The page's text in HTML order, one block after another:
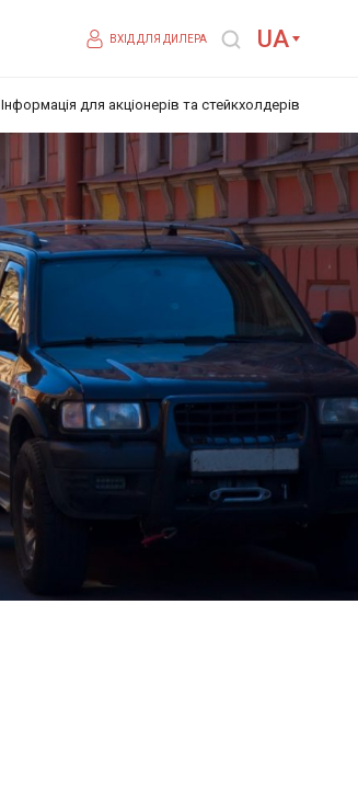
ВХІД ДЛЯ ДИЛЕРА UA
Інформація для акціонерів та стейкхолдерів